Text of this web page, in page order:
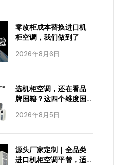
2026年8月6日
零改柜成本替换进口机
柜空调，我们做到了
2026年8月5日
选机柜空调，还在看品
牌国籍？这四个维度国
源头厂家定制｜全品类
进口机柜空调平替，适